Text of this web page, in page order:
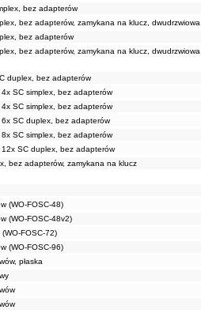
bez adapterów
bez adapterów, zamykana na klucz, dwudrzwiowa
bez adapterów
bez adapterów, zamykana na klucz, dwudrzwiowa
duplex, bez adapterów
4x SC simplex, bez adapterów
4x SC simplex, bez adapterów
6x SC duplex, bez adapterów
8x SC simplex, bez adapterów
12x SC duplex, bez adapterów
bez adapterów, zamykana na klucz
(WO-FOSC-48)
(WO-FOSC-48v2)
FOSC-72)
(WO-FOSC-96)
płaska